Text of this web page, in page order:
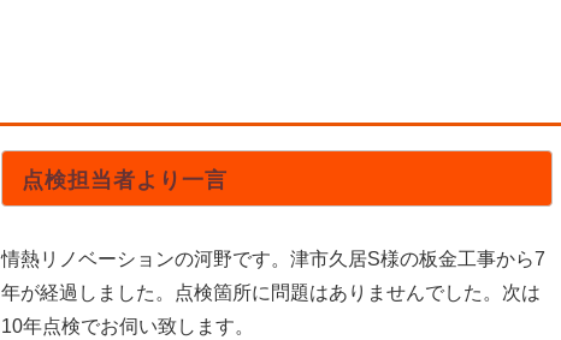
点検担当者より一言
情熱リノベーションの河野です。津市久居S様の板金工事から7
年が経過しました。点検箇所に問題はありませんでした。次は
10年点検でお伺い致します。